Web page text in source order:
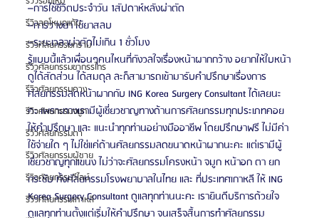
รีวิวลดโหนกแก้ม
รีวิวศัลยกรรมกราม
รีวิวศัลยกรรมขากรรไกร
รีวิวศัลยกรรมคาง
รีวิวศัลยกรรมจมูก
รีวิวศัลยกรรมตา
รีวิวศัลยกรรมผู้ชาย
รีวิวศัลยกรรมวีไลน์
รีวิวศัลยกรรมเกาหลี
–การใช้ชีวิตประจำวัน 1สัปดาห์หลังผ่าตัด
–การวางยา ใช้ยาสลบ
–ระยะเวลาผ่าตัดไม่เกิน 1 ชั่วโมง
รู้แบบนี้แล้วเพื่อนๆคนไหนที่กังวลใจเรื่องหน้าผากกว้าง อยากให้ใบหน้า
ดูได้สัดส่วน ได้สมดุล ละก็สามารถเข้ามารับคำปรึกษาเรื่องการ
ศัลยกรรมลดหน้าผากกับ ING Korea Surgery Consultant ได้เลยนะ
คะ เพราะทางเรามีผู้เชี่ยวชาญทางด้านการศัลยกรรมทุกประเภทคอย
ให้คำปรึกษา และ แนะนำทุกท่านอย่างมืออาชีพ โดยปรึกษาฟรี ไม่มีค่า
ใช้จ่ายใด ๆ ไม่ใช่แค่ด้านศัลยกรรมลดขนาดหน้าผากนะคะ แต่เรามีผู้
เชี่ยวชาญทุกแขนง ไม่ว่าจะศัลยกรรมโครงหน้า จมูก หน้าอก ตา ยก
กระชับ ทั้งศัลยกรรมโรงพยาบาลในไทย และ ที่ประเทศเกาหลี ให้ ING
Korea Surgery Consultant ดูแลทุกท่านนะคะ เรายินดีบริการด้วยใจ
ดูแลทุกท่านตั้งแต่เริ่มให้คำปรึกษา จนเสร็จสิ้นการทำศัลยกรรม